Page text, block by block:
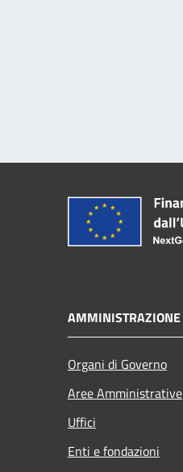
AMMINISTRAZIONE
Organi di Governo
Aree Amministrative
Uffici
Enti e fondazioni